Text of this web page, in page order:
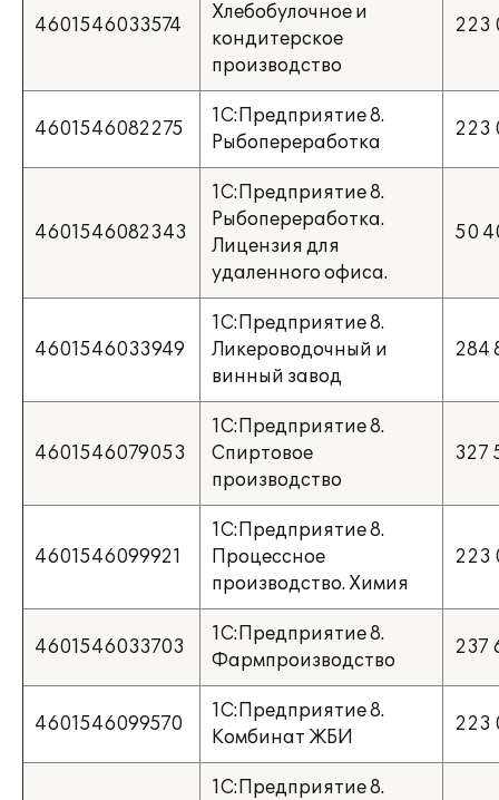
4601546033574
Хлебобулочное и
кондитерское
производство
223
4601546082275
1С:Предприятие 8.
Рыбопереработка
223
4601546082343
1С:Предприятие 8.
Рыбопереработка.
Лицензия для
удаленного офиса.
50
4601546033949
1С:Предприятие 8.
Ликероводочный и
винный завод
284
4601546079053
1С:Предприятие 8.
Спиртовое
производство
327
4601546099921
1С:Предприятие 8.
Процессное
производство. Химия
223
4601546033703
1С:Предприятие 8.
Фармпроизводство
237
4601546099570
1С:Предприятие 8.
Комбинат ЖБИ
223
1С:Предприятие 8.